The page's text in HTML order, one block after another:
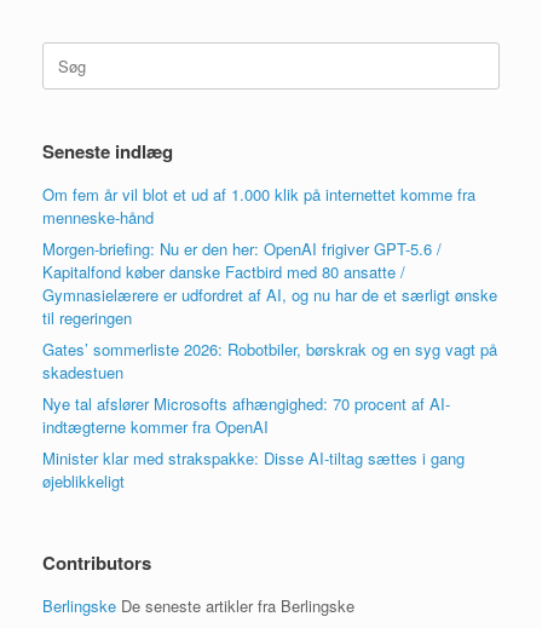
Søg
efter:
Seneste indlæg
Om fem år vil blot et ud af 1.000 klik på internettet komme fra
menneske-hånd
Morgen-briefing: Nu er den her: OpenAI frigiver GPT-5.6 /
Kapitalfond køber danske Factbird med 80 ansatte /
Gymnasielærere er udfordret af AI, og nu har de et særligt ønske
til regeringen
Gates’ sommerliste 2026: Robotbiler, børskrak og en syg vagt på
skadestuen
Nye tal afslører Microsofts afhængighed: 70 procent af AI-
indtægterne kommer fra OpenAI
Minister klar med strakspakke: Disse AI-tiltag sættes i gang
øjeblikkeligt
Contributors
Berlingske De seneste artikler fra Berlingske